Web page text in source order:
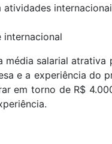
internacional
salarial
e a experiência do
em torno de R$